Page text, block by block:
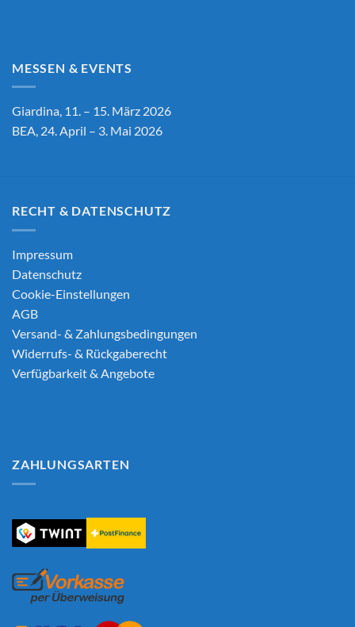
MESSEN & EVENTS
Giardina, 11. – 15. März 2026
BEA, 24. April – 3. Mai 2026
RECHT & DATENSCHUTZ
Impressum
Datenschutz
Cookie-Einstellungen
AGB
Versand- & Zahlungsbedingungen
Widerrufs- & Rückgaberecht
Verfügbarkeit & Angebote
ZAHLUNGSARTEN